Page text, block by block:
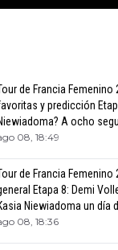
de Francia Femenino
y predicción
A ocho
08, 18:49
de Francia
Etapa 8: Demi
Niewiadoma un día
08, 18:36